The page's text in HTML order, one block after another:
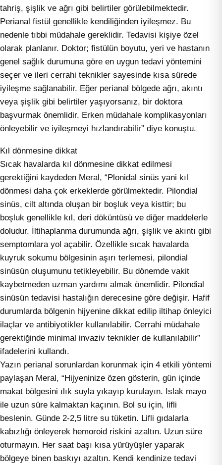
tahriş, şişlik ve ağrı gibi belirtiler görülebilmektedir.
Perianal fistül genellikle kendiliğinden iyileşmez. Bu
nedenle tıbbi müdahale gereklidir. Tedavisi kişiye özel
olarak planlanır. Doktor; fistülün boyutu, yeri ve hastanın
genel sağlık durumuna göre en uygun tedavi yöntemini
seçer ve ileri cerrahi teknikler sayesinde kısa sürede
iyileşme sağlanabilir. Eğer perianal bölgede ağrı, akıntı
veya şişlik gibi belirtiler yaşıyorsanız, bir doktora
başvurmak önemlidir. Erken müdahale komplikasyonları
önleyebilir ve iyileşmeyi hızlandırabilir” diye konuştu.
Kıl dönmesine dikkat
Sıcak havalarda kıl dönmesine dikkat edilmesi
gerektiğini kaydeden Meral, “Plonidal sinüs yani kıl
dönmesi daha çok erkeklerde görülmektedir. Pilondial
sinüs, cilt altında oluşan bir boşluk veya kisttir; bu
boşluk genellikle kıl, deri döküntüsü ve diğer maddelerle
doludur. İltihaplanma durumunda ağrı, şişlik ve akıntı gibi
semptomlara yol açabilir. Özellikle sıcak havalarda
kuyruk sokumu bölgesinin aşırı terlemesi, pilondial
sinüsün oluşumunu tetikleyebilir. Bu dönemde vakit
kaybetmeden uzman yardımı almak önemlidir. Pilondial
sinüsün tedavisi hastalığın derecesine göre değişir. Hafif
durumlarda bölgenin hijyenine dikkat edilip iltihap önleyici
ilaçlar ve antibiyotikler kullanılabilir. Cerrahi müdahale
gerektiğinde minimal invaziv teknikler de kullanılabilir”
ifadelerini kullandı.
Yazın perianal sorunlardan korunmak için 4 etkili yöntemi
paylaşan Meral, “Hijyeninize özen gösterin, gün içinde
makat bölgesini ılık suyla yıkayıp kurulayın. Islak mayo
ile uzun süre kalmaktan kaçının. Bol su için, lifli
beslenin. Günde 2-2,5 litre su tüketin. Lifli gıdalarla
kabızlığı önleyerek hemoroid riskini azaltın. Uzun süre
oturmayın. Her saat başı kısa yürüyüşler yaparak
bölgeye binen baskıyı azaltın. Kendi kendinize tedavi